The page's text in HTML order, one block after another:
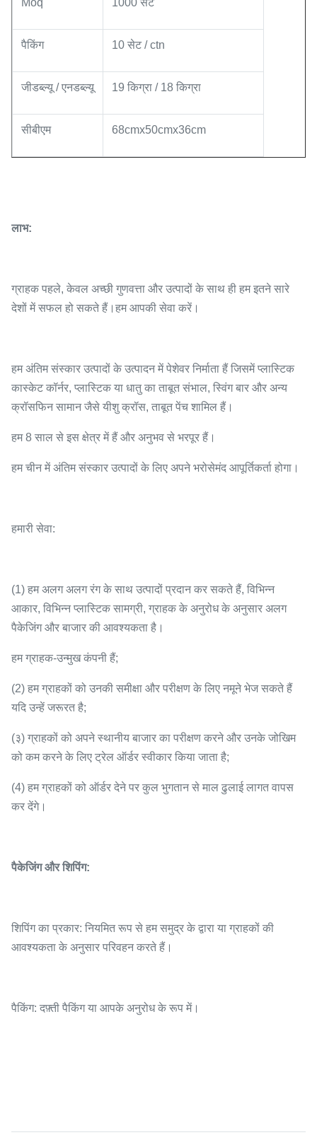
Moq 1000 सेट
पैकिंग 10 सेट / ctn
जीडब्ल्यू / एनडब्ल्यू 19 किग्रा / 18 किग्रा
सीबीएम 68cmx50cmx36cm
लाभ:
ग्राहक पहले, केवल अच्छी गुणवत्ता और उत्पादों के साथ ही हम इतने सारे
देशों में सफल हो सकते हैं।हम आपकी सेवा करें।
हम अंतिम संस्कार उत्पादों के उत्पादन में पेशेवर निर्माता हैं जिसमें प्लास्टिक
कास्केट कॉर्नर, प्लास्टिक या धातु का ताबूत संभाल, स्विंग बार और अन्य
क्रॉसफिन सामान जैसे यीशु क्रॉस, ताबूत पेंच शामिल हैं।
हम 8 साल से इस क्षेत्र में हैं और अनुभव से भरपूर हैं।
हम चीन में अंतिम संस्कार उत्पादों के लिए अपने भरोसेमंद आपूर्तिकर्ता होगा।
हमारी सेवा:
(1) हम अलग अलग रंग के साथ उत्पादों प्रदान कर सकते हैं, विभिन्न
आकार, विभिन्न प्लास्टिक सामग्री, ग्राहक के अनुरोध के अनुसार अलग
पैकेजिंग और बाजार की आवश्यकता है।
हम ग्राहक-उन्मुख कंपनी हैं;
(2) हम ग्राहकों को उनकी समीक्षा और परीक्षण के लिए नमूने भेज सकते हैं
यदि उन्हें जरूरत है;
(३) ग्राहकों को अपने स्थानीय बाजार का परीक्षण करने और उनके जोखिम
को कम करने के लिए ट्रेल ऑर्डर स्वीकार किया जाता है;
(4) हम ग्राहकों को ऑर्डर देने पर कुल भुगतान से माल ढुलाई लागत वापस
कर देंगे।
पैकेजिंग और शिपिंग:
शिपिंग का प्रकार: नियमित रूप से हम समुद्र के द्वारा या ग्राहकों की
आवश्यकता के अनुसार परिवहन करते हैं।
पैकिंग: दफ़्ती पैकिंग या आपके अनुरोध के रूप में।